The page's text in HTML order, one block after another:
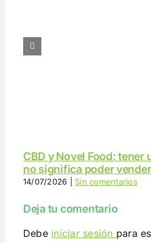
CBD y Novel Food: tener
no significa poder
14/07/2026 Sin comentarios
Deja tu comentario
Debe iniciar sesión para